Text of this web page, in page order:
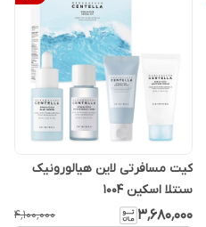
کیت مسافرتی لاین هیالورونیک
سنتلا اسکین 1004
۳٬۶۸۰٬۰۰۰ ۴٬۱۰۰٬۰۰۰